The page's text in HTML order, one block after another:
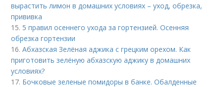
вырастить лимон в домашних условиях – уход, обрезка,
прививка
15. 5 правил осеннего ухода за гортензией. Осенняя
обрезка гортензии
16.Абхазская Зелёная аджика с грецким орехом. Как
приготовить зелёную абхазскую аджику в домашних
условиях?
17. Бочковые зеленые помидоры в банке. Обалденные